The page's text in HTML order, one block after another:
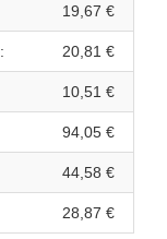
19,67 €
: 20,81 €
10,51 €
94,05 €
44,58 €
28,87 €